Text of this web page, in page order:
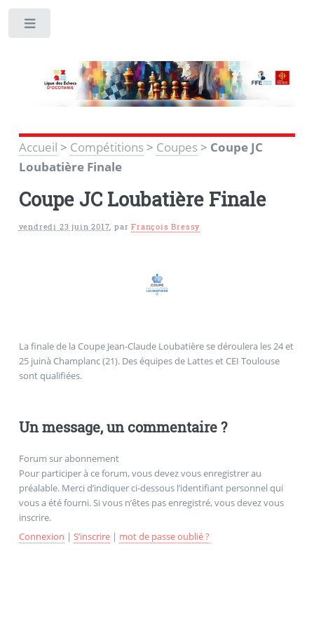
Accueil > Compétitions> Coupes> Coupe JC
Loubatière Finale
Coupe JC Loubatière Finale
vendredi 23 juin 2017,parFrançois Bressy
La finale de la Coupe Jean-Claude Loubatière se déroulera les 24 et
25 juinà Champlanc (21). Des équipes de Lattes et CEI Toulouse
sont qualifiées.
Un message, un commentaire ?
Forum sur abonnement
Pour participer à ce forum, vous devez vous enregistrer au
préalable. Merci d’indiquer ci-dessous l’identifiant personnel qui
vous a été fourni. Si vous n’êtes pas enregistré, vous devez vous
inscrire.
Connexion | S’inscrire| mot de passe oublié ?